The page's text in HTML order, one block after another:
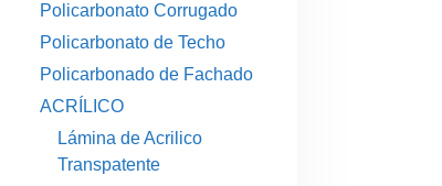
Policarbonato Corrugado
Policarbonato de Techo
Policarbonado de Fachado
ACRÍLICO
Lámina de Acrilico
Transpatente